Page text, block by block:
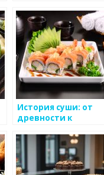
История суши: от
древности к